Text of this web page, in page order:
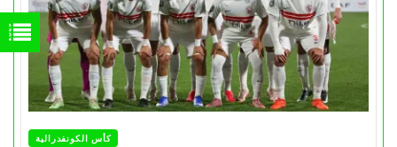
كأس الكونفدرالية